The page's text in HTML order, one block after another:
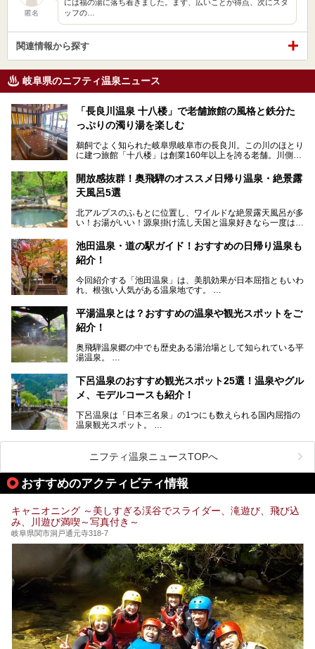
匿名
には福の湯に落ち着きました。まず、広いことが得点、次にスタ
ッフの…
関連情報から探す
岐阜県のニフティ温泉ニュース
「長良川温泉 十八楼」で老舗旅館の風格と鉄分た
っぷりの濁り湯を楽しむ
鵜飼でよく知られた岐阜県岐阜市の長良川。この川のほとり
に建つ旅館「十八楼」は創業160年以上を誇る老舗。川側の
濁り湯で、地産地消にこだわった食事も定評があります。
そして大浴場は日帰り入浴もできるんですよ。泊まりでも日
岐阜の手仕事に触れる旅とともに楽しんでみてはいかがでし
ょう！
───
提供元：岐阜県【PR】
この記事は岐阜県のPR記事です。
開放感抜群！奥飛騨のオススメ日帰り温泉・絶景露
天風呂5選
北アルプスのふもとに位置し、ワイルドな絶景露天風呂が多
い！お湯がいい！源泉掛け流し天国と温泉好きなら一度は行
「平湯温泉」「福地温泉」「新平湯温泉」「栃尾温泉」「新
穂高温泉」と5つの温泉地を総称して奥飛騨温泉郷と呼びま
風呂を5ヶ所ご紹介したいと思います。いずれも素晴らしい
温泉ですよ！
池田温泉・道の駅ガイド！おすすめの日帰り温泉も
紹介！
今回紹介する「池田温泉」は、美肌効果が日本屈指ともいわ
れ、根強い人気がある温泉地です。
温泉旅として利用することができます。
池田温泉には道の駅があるなど、温泉、観光、買い物と、さ
そんな池田温泉の魅力を詳しく紹介していきます！
平湯温泉とは？おすすめの温泉や観光スポットをご
紹介！
奥飛騨温泉郷の中でも歴史ある湯治場として知られている平
湯温泉。
らの利用客も増え、ますます賑わいを見せています。そこで
今回は、平湯温泉の観光スポットとおすすめの温泉施設を紹
介します。気になる温泉をぜひチェックしてみてください。
下呂温泉のおすすめ観光スポット25選！温泉やグル
メ、モデルコースも紹介！
下呂温泉は「日本三名泉」の1つにも数えられる国内屈指の
温泉観光スポット。
のグルメを楽しんだり、周辺にある名所にも足を伸ばしたり
したいもの。
本記事では、下呂温泉エリアにあるおすすめの観光スポット
をご紹介するとともに散策する際のモデルコースもご提案。
下呂温泉観光をたっぷりとガイドします！
ニフティ温泉ニュースTOPへ
おすすめのアクティビティ情報
キャニオニング ～美しすぎる渓谷でスライダー、滝遊び、飛び込
み、川遊び満喫～写真付き～
岐阜県関市洞戸通元寺318-7